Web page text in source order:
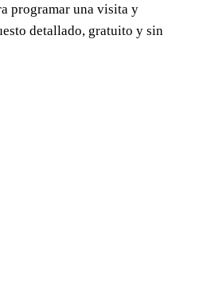
programar una visita y
detallado, gratuito y sin